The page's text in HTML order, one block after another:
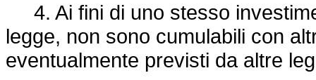
4. Ai fini di uno stesso
legge, non sono cumulabili con
eventualmente previsti da altre